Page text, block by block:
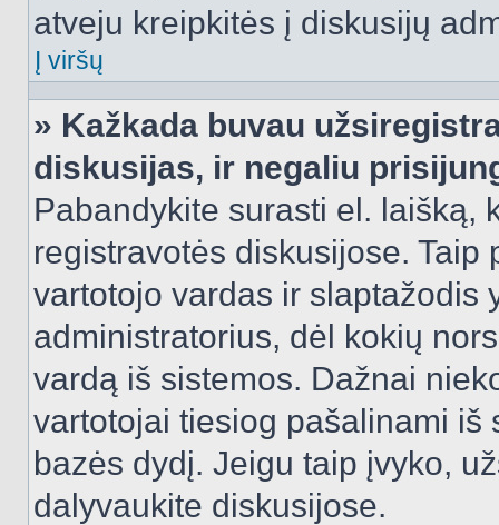
atveju kreipkitės į diskusijų
Į viršų
» Kažkada buvau
diskusijas, ir negaliu
Pabandykite surasti el. laišką,
registravotės diskusijose.
vartotojo vardas ir slaptažodis
administratorius, dėl kokių
vardą iš sistemos. Dažnai
vartotojai tiesiog pašalinami iš
bazės dydį. Jeigu taip įvyko,
dalyvaukite diskusijose.